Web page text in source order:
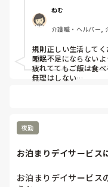
ねむ
介護職・ヘルパー,
規則正しい生活してく
睡眠不足にならないよ
疲れててもご飯は食べ
無理はしない
夜勤
お泊まりデイサービス
お泊まりデイサービス